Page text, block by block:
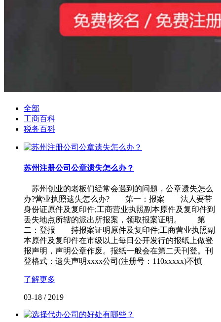
全部
工商百科
税务百科
苏州注册公司公章遗失怎么办？
苏州创业的老板们经常会遇到的问题，公章遗失怎么
办?营业执照遗失怎么办? 第一：报案 法人要带
身份证原件及复印件;工商营业执照副本原件及复印件到
丢失地点所辖的派出所报案，领取报案证明。 第
二：登报 持报案证明原件及复印件;工商营业执照副
本原件及复印件在市级以上每日公开发行的报纸上做登
报声明，声明公章作废。报纸一般会在第二天刊登。刊
登格式：遗失声明xxxx公司(注册号：110xxxxx)不慎
了解更多
03-18 / 2019